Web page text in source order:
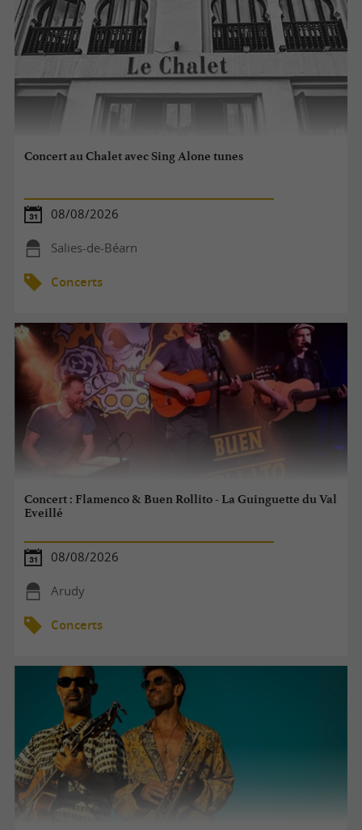
Concert au Chalet avec Sing Alone tunes
08/08/2026
Salies-de-Béarn
Concerts
Concert : Flamenco & Buen Rollito - La Guinguette du Val
Eveillé
08/08/2026
Arudy
Concerts